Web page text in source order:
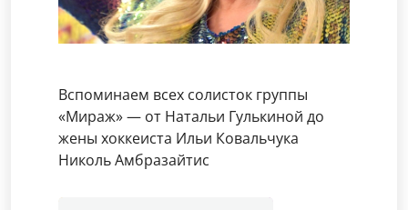
Вспоминаем всех солисток группы
«Мираж» — от Натальи Гулькиной до
жены хоккеиста Ильи Ковальчука
Николь Амбразайтис